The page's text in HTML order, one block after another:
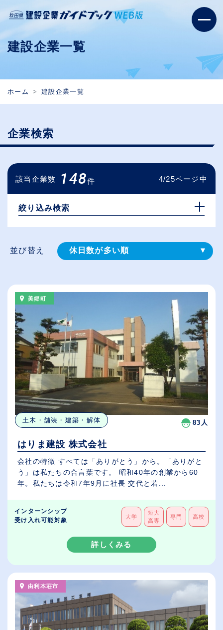
建設企業一覧
ホーム 建設企業一覧
企業検索
該当企業数 148件 4/25ページ中
絞り込み検索
並び替え 休日数が多い順
従業員が多い順
美郷町
土木・舗装・建築・解体 83人
はりま建設 株式会社
会社の特徴 すべては「ありがとう」から。「ありがと
う」は私たちの合言葉です。 昭和40年の創業から60
年。私たちは令和7年9月に社長 交代と若...
インターンシップ
受け入れ可能対象
大学
短大
高専
専門 高校
詳しくみる
由利本荘市